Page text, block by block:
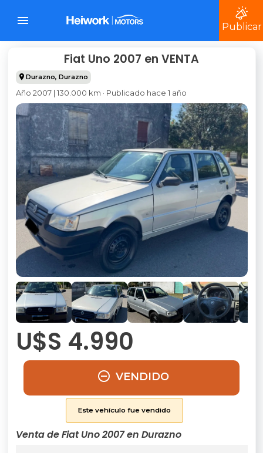
Publicar
Fiat Uno 2007 en VENTA
Durazno, Durazno
Año 2007 | 130.000 km · Publicado hace 1 año
U$S 4.990
VENDIDO
Este vehículo fue vendido
Venta de Fiat Uno 2007 en Durazno